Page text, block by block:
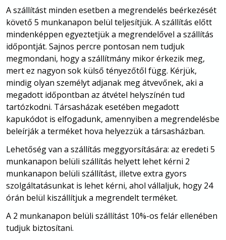
A szállítást minden esetben a megrendelés beérkezését
követő 5 munkanapon belül teljesítjük. A szállítás előtt
mindenképpen egyeztetjük a megrendelővel a szállítás
időpontját. Sajnos percre pontosan nem tudjuk
megmondani, hogy a szállítmány mikor érkezik meg,
mert ez nagyon sok külső tényezőtől függ. Kérjük,
mindig olyan személyt adjanak meg átvevőnek, aki a
megadott időpontban az átvétel helyszínén tud
tartózkodni. Társasházak esetében megadott
kapukódot is elfogadunk, amennyiben a megrendelésbe
beleírják a terméket hova helyezzük a társasházban.
Lehetőség van a szállítás meggyorsítására: az eredeti 5
munkanapon belüli szállítás helyett lehet kérni 2
munkanapon belüli szállítást, illetve extra gyors
szolgáltatásunkat is lehet kérni, ahol vállaljuk, hogy 24
órán belül kiszállítjuk a megrendelt terméket.
A 2 munkanapon belüli szállítást 10%-os felár ellenében
tudjuk biztosítani.